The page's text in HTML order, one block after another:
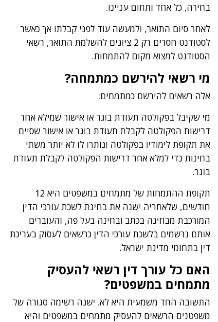
בחירה, כל אחד ותחום עניינו.
לאחר סיום התואר, ולמעשה עוד לפני קבלתו אך כאשר
לסטודנט חסרים רק 2 ציונים להשלמת התואר, רשאי
הסטודנט למצוא מקום להתמחות.
מי רשאי להירשם כמתמחה?
אלה רשאים להירשם כמתמחים:
מי שקיבל בפקולטה תעודת בוגר או אישור שמילא אחר
דרישות הפקולטה לקבלת תעודת בוגר או אישור שסיים
את תקופת לימודיו בפקולטה ונותרו לו לא יותר משתי
בחינות כדי למלא אחר דרישות הפקולטה לקבלת תעודת
בוגר.
תקופת ההתמחות של מתמחים במשפטים היא 12
חודשים, שלאחריה ישנה את בחינת לשכת עורכי הדין
המורכבת מבחינה בכתב ובחינה בעל פה, והעוברים
אותם נרשמים בלשכת עורכי הדין כרשאים לעסוק בעריכת
דין בתחומי מדינת ישראל.
האם כל עורך דין רשאי להעסיק
מתמחים במשפטים?
התשובה החד משמעית היא לא. ישנה רשימה סגורה של
משפטנים הרשאים להעסיק מתמחים במשפטים והיא